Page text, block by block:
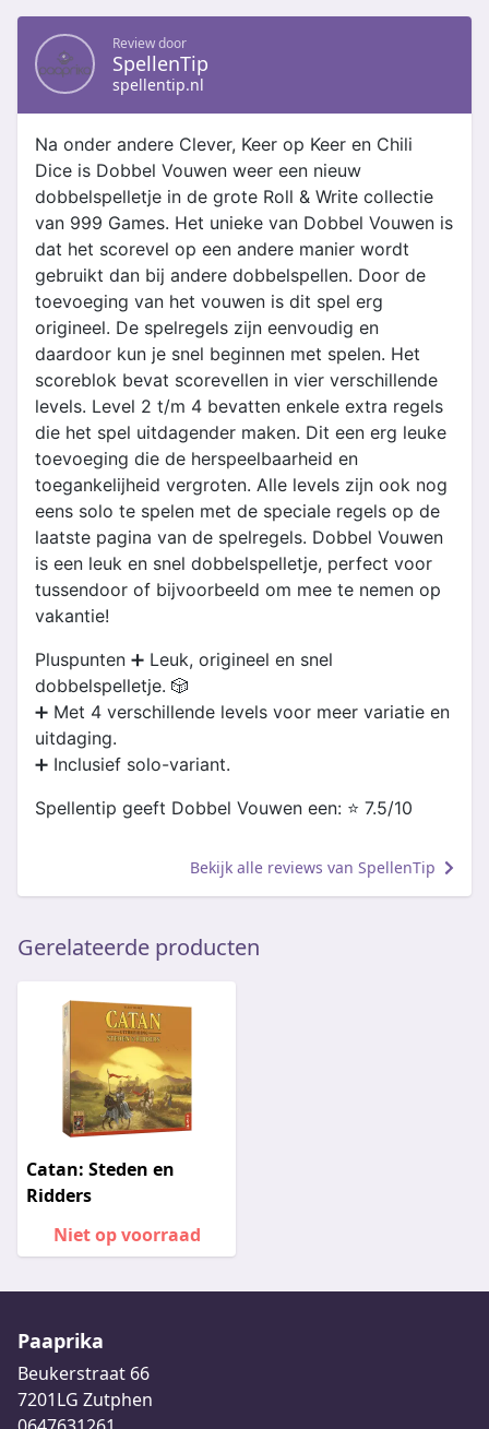
Review door
SpellenTip
spellentip.nl
Na onder andere Clever, Keer op Keer en Chili
Dice is Dobbel Vouwen weer een nieuw
dobbelspelletje in de grote Roll & Write collectie
van 999 Games. Het unieke van Dobbel Vouwen is
dat het scorevel op een andere manier wordt
gebruikt dan bij andere dobbelspellen. Door de
toevoeging van het vouwen is dit spel erg
origineel. De spelregels zijn eenvoudig en
daardoor kun je snel beginnen met spelen. Het
scoreblok bevat scorevellen in vier verschillende
levels. Level 2 t/m 4 bevatten enkele extra regels
die het spel uitdagender maken. Dit een erg leuke
toevoeging die de herspeelbaarheid en
toegankelijheid vergroten. Alle levels zijn ook nog
eens solo te spelen met de speciale regels op de
laatste pagina van de spelregels. Dobbel Vouwen
is een leuk en snel dobbelspelletje, perfect voor
tussendoor of bijvoorbeeld om mee te nemen op
vakantie!
Pluspunten ➕ Leuk, origineel en snel
dobbelspelletje. 🎲
➕ Met 4 verschillende levels voor meer variatie en
uitdaging.
➕ Inclusief solo-variant.
Spellentip geeft Dobbel Vouwen een: ⭐️ 7.5/10
Bekijk alle reviews van SpellenTip
Gerelateerde producten
Catan: Steden en
Ridders
Niet op voorraad
Paaprika
Beukerstraat 66
7201LG Zutphen